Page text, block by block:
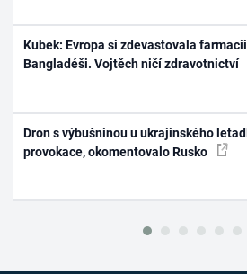
Kubek: Evropa si zdevastovala
Bangladéši. Vojtěch ničí zdravotnictví
Dron s výbušninou u ukrajinského
provokace, okomentovalo Rusko